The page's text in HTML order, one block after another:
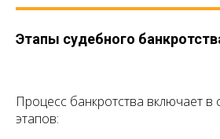
Этапы судебного
Процесс банкротства включает в
этапов: